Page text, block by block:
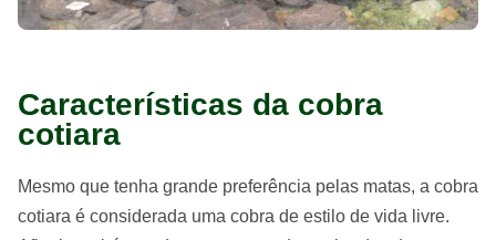
Características da cobra
cotiara
Mesmo que tenha grande preferência pelas matas, a cobra
cotiara é considerada uma cobra de estilo de vida livre.